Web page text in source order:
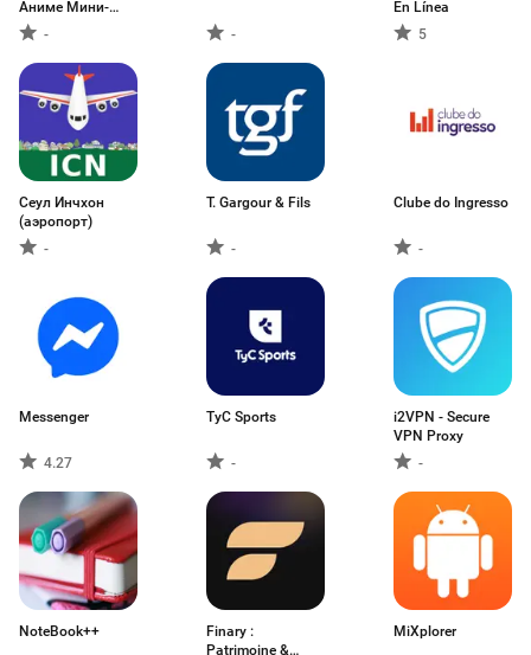
Аниме Мини-
Сериалы
- -
En Línea
5
Сеул Инчхон
(аэропорт)
-
T. Gargour & Fils
-
Clube do Ingresso
-
Messenger
4.27
TyC Sports
-
i2VPN - Secure
VPN Proxy
-
NoteBook++
Finary :
Patrimoine &
MiXplorer